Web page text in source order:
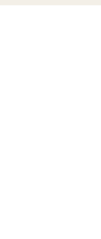
Bordeaux •